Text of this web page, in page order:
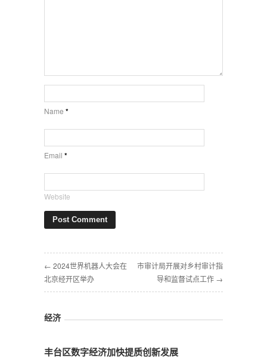
Name *
Email *
Website
← 2024世界机器人大会在
北京经开区举办
市审计局开展对乡村审计指
导和监督试点工作 →
经济
丰台区数字经济加快提质创新发展